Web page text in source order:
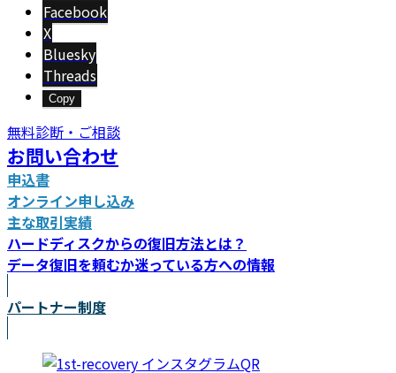
Facebook
X
Bluesky
Threads
Copy
無料診断・ご相談
お問い合わせ
申込書
オンライン申し込み
主な取引実績
ハードディスクからの復旧方法とは？
データ復旧を頼むか迷っている方への情報
パートナー制度